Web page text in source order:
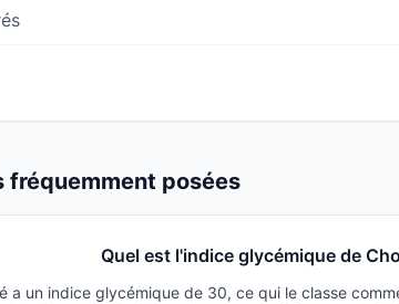
fréquemment posées
Quel est l'indice glycémique de
a un indice glycémique de 30, ce qui le classe